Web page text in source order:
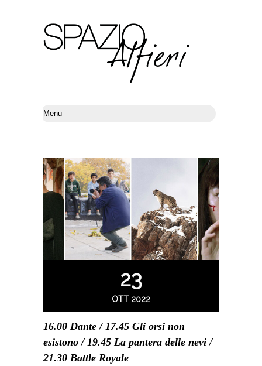
23
OTT 2022
16.00 Dante / 17.45 Gli orsi non
esistono / 19.45 La pantera delle nevi /
21.30 Battle Royale